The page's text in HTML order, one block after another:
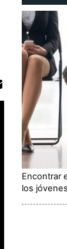
Encontrar
los jóvenes